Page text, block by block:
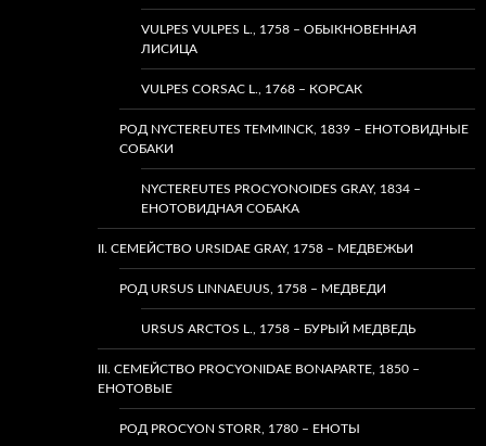
VULPES VULPES L., 1758 – ОБЫКНОВЕННАЯ
ЛИСИЦА
VULPES CORSAC L., 1768 – КОРСАК
РОД NYCTEREUTES TEMMINCK, 1839 – ЕНОТОВИДНЫЕ
СОБАКИ
NYCTEREUTES PROCYONOIDES GRAY, 1834 –
ЕНОТОВИДНАЯ СОБАКА
II. СЕМЕЙСТВО URSIDAE GRAY, 1758 – МЕДВЕЖЬИ
РОД URSUS LINNAEUUS, 1758 – МЕДВЕДИ
URSUS ARCTOS L., 1758 – БУРЫЙ МЕДВЕДЬ
III. СЕМЕЙСТВО PROCYONIDAE BONAPARTE, 1850 –
ЕНОТОВЫЕ
РОД PROCYON STORR, 1780 – ЕНОТЫ